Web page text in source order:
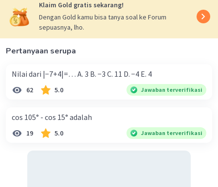
Klaim Gold gratis sekarang!
Dengan Gold kamu bisa tanya soal ke Forum
sepuasnya, lho.
Pertanyaan serupa
Nilai dari |−7+4|=… A. 3 B. −3 C. 11 D. −4 E. 4
62 5.0 Jawaban terverifikasi
cos 105° - cos 15° adalah
19 5.0 Jawaban terverifikasi